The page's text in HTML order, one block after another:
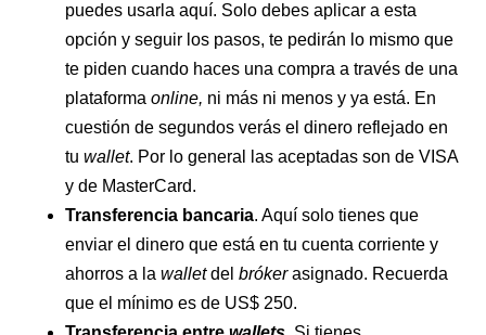
puedes usarla aquí. Solo debes aplicar a esta
opción y seguir los pasos, te pedirán lo mismo que
te piden cuando haces una compra a través de una
plataforma online, ni más ni menos y ya está. En
cuestión de segundos verás el dinero reflejado en
tu wallet. Por lo general las aceptadas son de VISA
y de MasterCard.
Transferencia bancaria. Aquí solo tienes que
enviar el dinero que está en tu cuenta corriente y
ahorros a la walletdel brókerasignado. Recuerda
que el mínimo es de US$ 250.